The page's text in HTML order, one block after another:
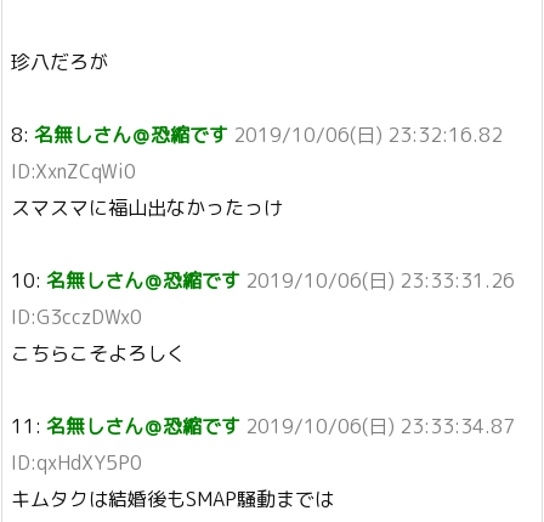
珍八だろが
8: 名無しさん＠恐縮です 2019/10/06(日) 23:32:16.82
ID:XxnZCqWi0
スマスマに福山出なかったっけ
10: 名無しさん＠恐縮です 2019/10/06(日) 23:33:31.26
ID:G3cczDWx0
こちらこそよろしく
11: 名無しさん＠恐縮です 2019/10/06(日) 23:33:34.87
ID:qxHdXY5P0
キムタクは結婚後もSMAP騒動までは